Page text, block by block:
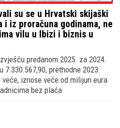
su se u Hrvatski skijaški
i iz proračuna godinama, ne
vilu u Ibizi i biznis u
predanom 2025. za 2024.
7.330.567,90, prethodne 2023.
iznose veće od milijun eura
bez plaća